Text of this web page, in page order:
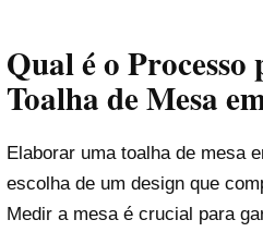
Qual é o
Toalha de Mesa
Elaborar uma toalha de mesa
escolha de um design que
Medir a mesa é crucial para